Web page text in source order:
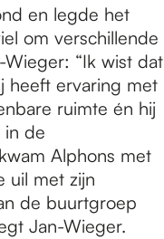
en legde het
om verschillende
“Ik wist dat
heeft ervaring met
ruimte én hij
in de
Alphons met
uil met zijn
de buurtgroep
Jan-Wieger.